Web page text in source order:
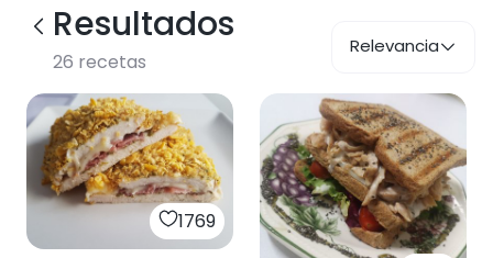
Resultados
26 recetas
Relevancia
1769